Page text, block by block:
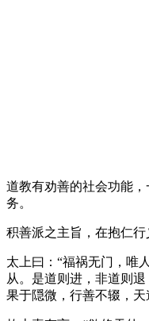
道教有劝善的社会功能
务。
积善派之主旨，在抱仁
太上曰：“福祸无门，唯
从。是道则进，非道则
果于隠微，行善不辍，天